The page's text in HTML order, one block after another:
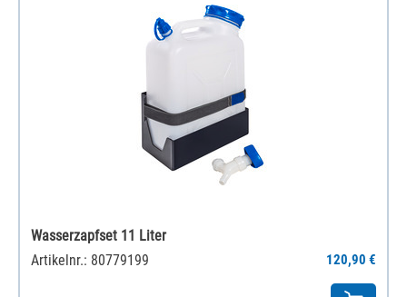
Wasserzapfset 11 Liter
Artikelnr.: 80779199
120,90 €